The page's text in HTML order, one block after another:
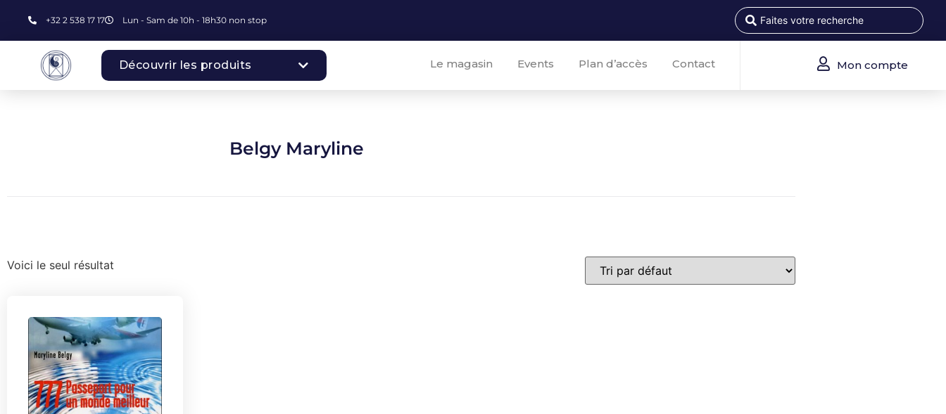
+32 2 538 17 17 Lun - Sam de 10h - 18h30 non stop
Découvrir les produits Le magasin Events Plan d’accès Contact Mon compte
Belgy Maryline
Voici le seul résultat